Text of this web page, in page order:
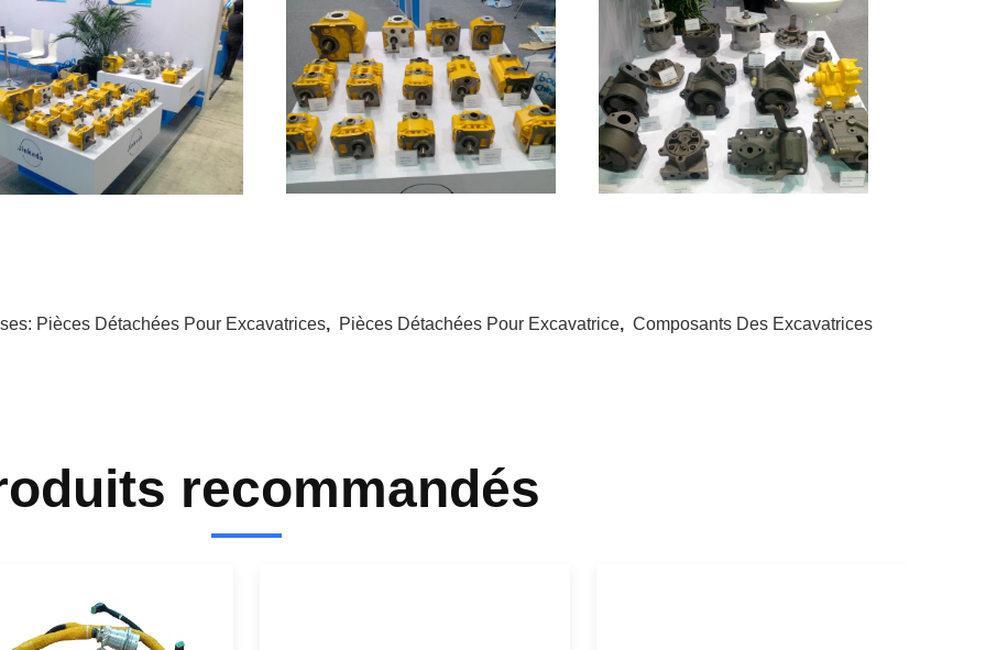
Pièces Détachées Pour Excavatrices, Pièces Détachées Pour Excavatrice, Composants Des Excavatrices
recommandés